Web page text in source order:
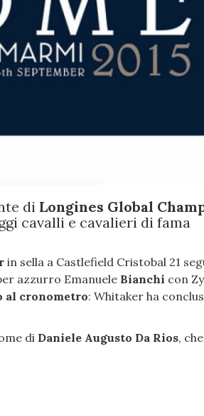
di Longines Global
cavalli e cavalieri di fama
in sella a Castlefield Cristobal 21
azzurro Emanuele Bianchi con
al cronometro: Whitaker ha
di Daniele Augusto Da Rios,